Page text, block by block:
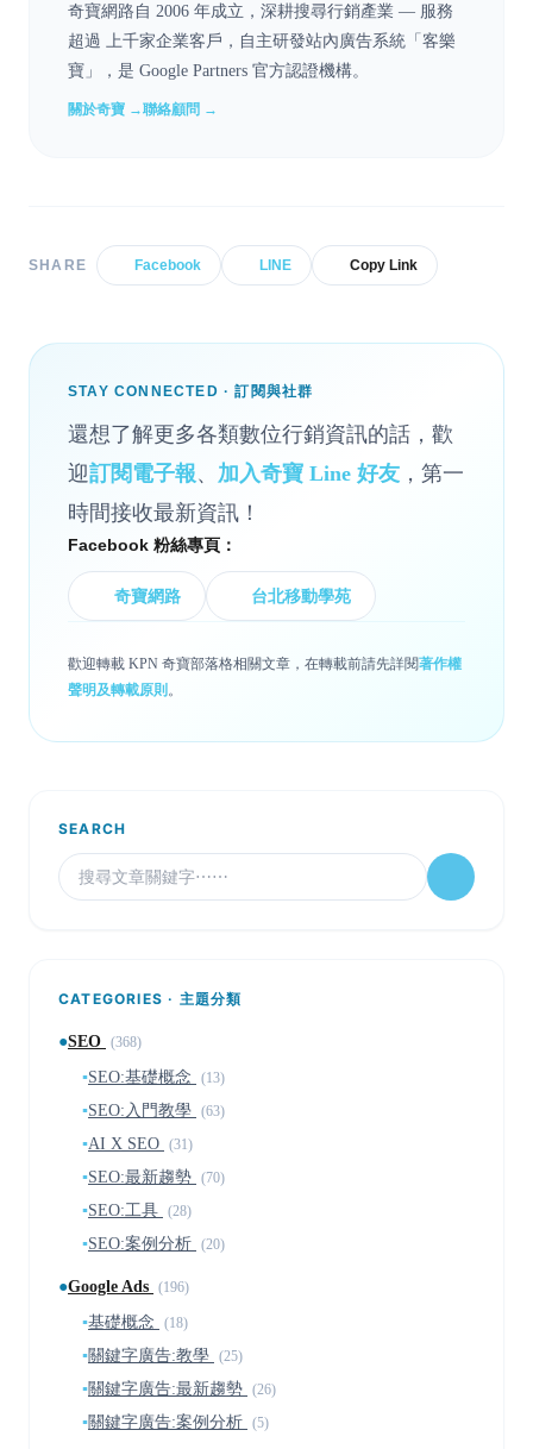
奇寶網路自 2006 年成立，深耕搜尋行銷產業 — 服務
超過 上千家企業客戶，自主研發站內廣告系統「客樂
寶」，是 Google Partners 官方認證機構。
關於奇寶 →聯絡顧問 →
SHARE Facebook LINE Copy Link
STAY CONNECTED · 訂閱與社群
還想了解更多各類數位行銷資訊的話，歡
迎訂閱電子報、 加入奇寶 Line 好友 ，第一
時間接收最新資訊！
Facebook 粉絲專頁：
奇寶網路 台北移動學苑
歡迎轉載 KPN 奇寶部落格相關文章，在轉載前請先詳閱著作權
聲明及轉載原則 。
SEARCH
CATEGORIES · 主題分類
●SEO (368)
▪SEO:基礎概念 (13)
▪SEO:入門教學 (63)
▪AI X SEO (31)
▪SEO:最新趨勢 (70)
▪SEO:工具 (28)
▪SEO:案例分析 (20)
●Google Ads (196)
▪基礎概念 (18)
▪關鍵字廣告:教學 (25)
▪關鍵字廣告:最新趨勢 (26)
▪關鍵字廣告:案例分析 (5)